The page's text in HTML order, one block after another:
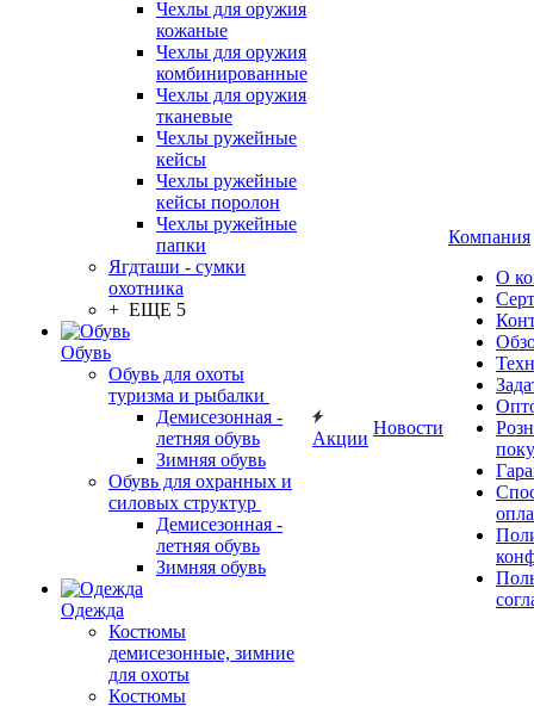
Чехлы для оружия
кожаные
Чехлы для оружия
комбинированные
Чехлы для оружия
тканевые
Чехлы ружейные
кейсы
Чехлы ружейные
кейсы поролон
Чехлы ружейные
папки
Ягдташи - сумки
охотника
+ ЕЩЕ 5
Обувь
Обувь для охоты
туризма и рыбалки
Демисезонная -
летняя обувь
Зимняя обувь
Обувь для охранных и
силовых структур
Демисезонная -
летняя обувь
Зимняя обувь
Одежда
Костюмы
демисезонные, зимние
для охоты
Костюмы
Акции
Новости
Компания
О